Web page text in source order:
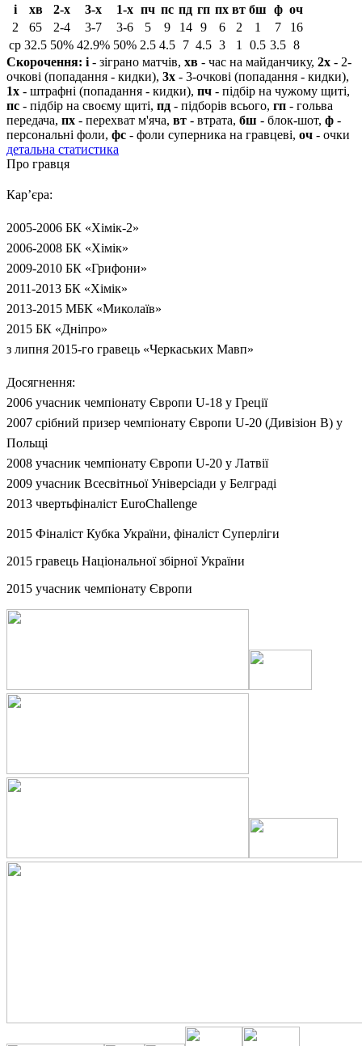
і
хв 2-х 3-х 1-х пч пс пд гп пх вт бш ф оч
2
65 2-4 3-7 3-6 5 9 14 9 6 2 1 7
16
ср 32.5 50% 42.9% 50% 2.5 4.5 7 4.5 3 1 0.5 3.5 8
Скорочення: і - зіграно матчів, хв - час на майданчику, 2х - 2-
очкові (попадання - кидки), 3х - 3-очкові (попадання - кидки),
1х - штрафні (попадання - кидки), пч - підбір на чужому щиті,
пс - підбір на своєму щиті, пд - підборів всього, гп - гольва
передача, пх - перехват м'яча, вт - втрата, бш - блок-шот, ф -
персональні фоли, фс - фоли суперника на гравцеві, оч - очки
детальна статистика
Про гравця
Кар’єра:
2005-2006 БК «Хімік-2»
2006-2008 БК «Хімік»
2009-2010 БК «Грифони»
2011-2013 БК «Хімік»
2013-2015 МБК «Миколаїв»
2015 БК «Дніпро»
з липня 2015-го гравець «Черкаських Мавп»
Досягнення:
2006 учасник чемпіонату Європи U-18 у Греції
2007 срібний призер чемпіонату Європи U-20 (Дивізіон В) у
Польщі
2008 учасник чемпіонату Європи U-20 у Латвії
2009 учасник Всесвітньої Універсіади у Белграді
2013 чвертьфіналіст EuroChallenge
2015 Фіналіст Кубка України, фіналіст Суперліги
2015 гравець Національної збірної України
2015 учасник чемпіонату Європи